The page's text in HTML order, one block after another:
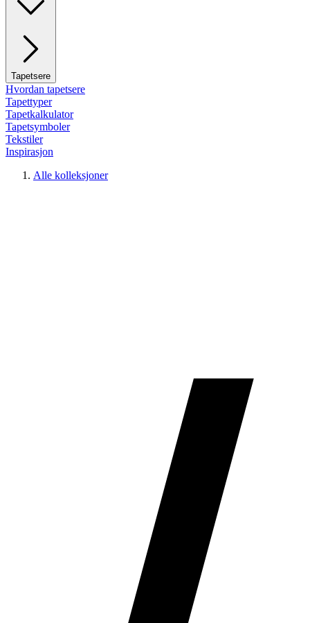
Tapetsere
Hvordan tapetsere
Tapettyper
Tapetkalkulator
Tapetsymboler
Tekstiler
Inspirasjon
Alle kolleksjoner